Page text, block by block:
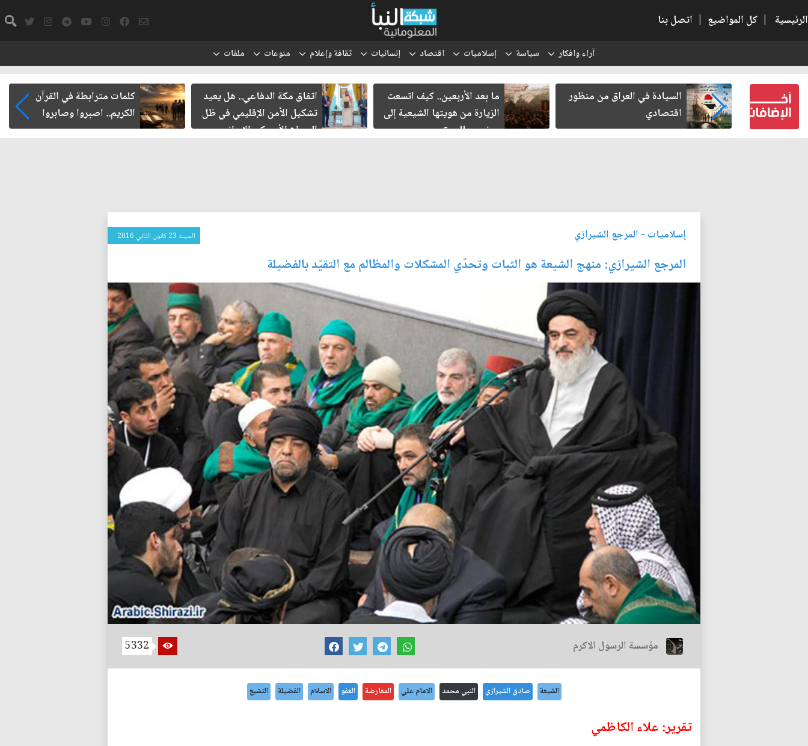
الرئيسية | كل المواضيع | اتصل بنا
آراء وافكار سياسة إسلاميات اقتصاد إنسانيات ثقافة وإعلام منوعات ملفات
بعد أخذ
السيادة في العراق من منظور
اقتصادي
ما بعد الأربعين.. كيف اتسعت
الزيارة من هويتها الشيعية إلى
حضور عالمي؟
اتفاق مكة الدفاعي.. هل يعيد
تشكيل الأمن الإقليمي في ظل
الصراع الأميركي الإيراني
كلمات مترابطة في القرآن
الكريم.. اصبروا وصابروا
إسلاميات - المرجع الشيرازي السبت 23 كانون الثاني 2016
المرجع الشيرازي: منهج الشيعة هو الثبات وتحدّي المشكلات والمظالم مع التقيّد بالفضيلة
مؤسسة الرسول الاكرم 5332
الشيعة صادق الشيرازي النبي محمد الامام علي المعارضة العفو الاسلام الفضيلة التشيع
تقرير: علاء الكاظمي